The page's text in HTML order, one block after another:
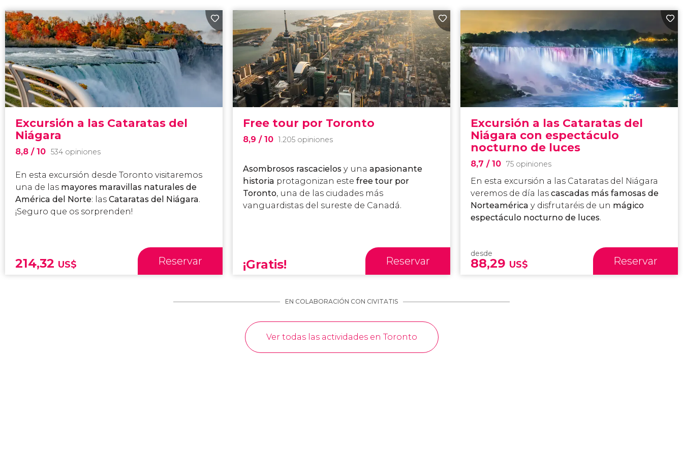
Excursión a las Cataratas del
Niágara
8,8/ 10 534 opiniones
En esta excursión desde Toronto visitaremos
una de las mayores maravillas naturales de
América del Norte: lasCataratas del Niágara.
¡Seguro que os sorprenden!
214,32 US$ Reservar
Free tour por Toronto
8,9 / 10 1.205 opiniones
Asombrosos rascacielos y una apasionante
historia protagonizan este free tour por
Toronto, una de las ciudades más
vanguardistas del sureste de Canadá.
¡Gratis! Reservar
Excursión a las Cataratas del
Niágara con espectáculo
nocturno de luces
8,7 / 10 75 opiniones
En esta excursión a las Cataratas del Niágara
veremos de día las cascadas más famosas de
Norteamérica y disfrutaréis de un mágico
espectáculo nocturno de luces.
desde
88,29 US$ Reservar
EN COLABORACIÓN CON CIVITATIS
Ver todas las actividades en Toronto